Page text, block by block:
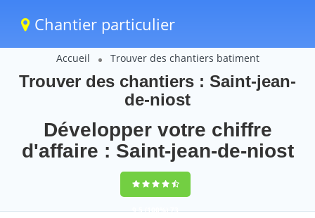
Chantier particulier
Accueil Trouver des chantiers batiment
Trouver des chantiers : Saint-jean-
de-niost
Développer votre chiffre
d'affaire : Saint-jean-de-niost
9,5(100%)73